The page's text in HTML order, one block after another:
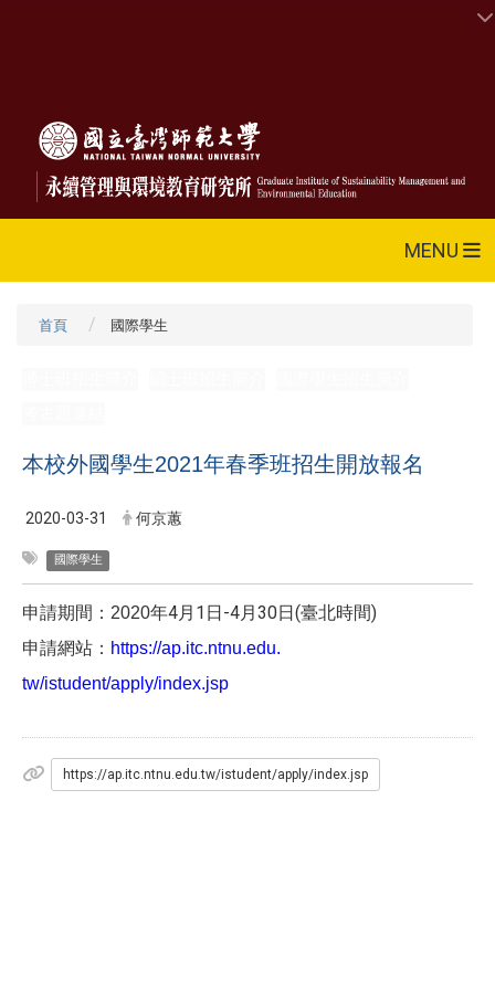
MENU
首頁 國際學生
本校外國學生2021年春季班招生開放報名
2020-03-31 何京蕙
國際學生
申請期間：2020年4月1日-4月30日(臺北時間)
申請網站： https://ap.itc.ntnu.edu.
tw/istudent/apply/index.jsp
https://ap.itc.ntnu.edu.tw/istudent/apply/index.jsp